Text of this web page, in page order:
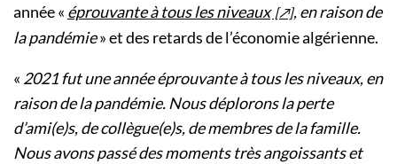
année « éprouvante à tous les niveaux
, en raison de
la pandémie» et des retards de l’économie algérienne.
« 2021 fut une année éprouvante à tous les niveaux, en
raison de la pandémie. Nous déplorons la perte
d’ami(e)s, de collègue(e)s, de membres de la famille.
Nous avons passé des moments très angoissants et